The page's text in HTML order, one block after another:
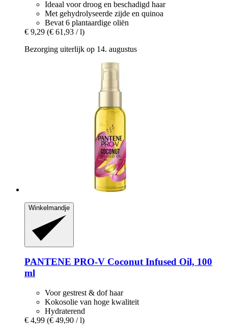
Ideaal voor droog en beschadigd haar
Met gehydrolyseerde zijde en quinoa
Bevat 6 plantaardige oliën
€ 9,29 (€ 61,93 / l)
Bezorging uiterlijk op 14. augustus
Winkelmandje
PANTENE PRO-V Coconut Infused Oil, 100
ml
Voor gestrest & dof haar
Kokosolie van hoge kwaliteit
Hydraterend
€ 4,99 (€ 49,90 / l)